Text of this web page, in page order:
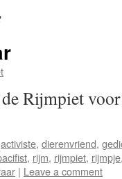
Rijmpiet
activiste, dierenvriend,
, rijm, rijmpiet, rijmpje
| Leave a comment